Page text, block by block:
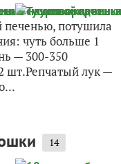
печенью, потушила
чуть больше 1
— 300-350
шт.Репчатый лук —
14